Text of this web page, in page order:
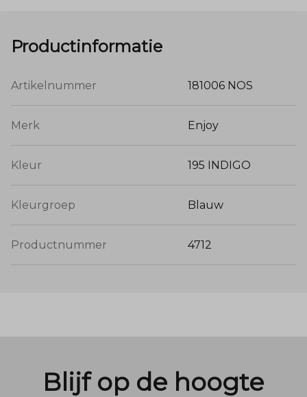
Productinformatie
Artikelnummer 181006 NOS
Merk Enjoy
Kleur 195 INDIGO
Kleurgroep Blauw
Productnummer 4712
Blijf op de hoogte